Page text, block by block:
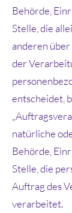
Behörde,
Stelle, die
anderen
der
entscheidet,
natürliche
Behörde,
Stelle, die
Auftrag des
verarbeitet.